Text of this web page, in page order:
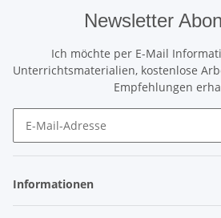
Newsletter
Ich möchte per E-Mail
Unterrichtsmaterialien, kostenlose
Empfehlungen
Informationen